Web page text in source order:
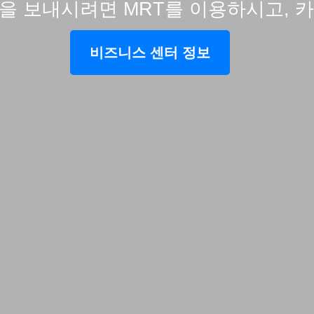
보내시려면 MRT를 이용하시고,
비즈니스 센터 정보